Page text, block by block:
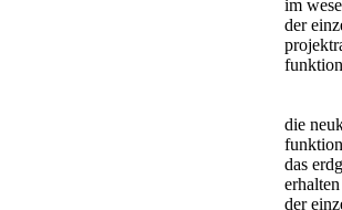
im
der
die
das
der